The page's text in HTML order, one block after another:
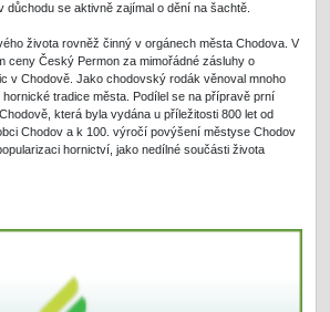
důchodu se aktivně zajímal o dění na šachtě.
života rovněž činný v orgánech města Chodova. V
ceny Český Permon za mimořádné zásluhy o
v Chodově. Jako chodovský rodák věnoval mnoho
tradice města. Podílel se na přípravě prní
která byla vydána u příležitosti 800 let od
Chodov a k 100. výročí povýšení městyse Chodov
hornictví, jako nedílné součásti života